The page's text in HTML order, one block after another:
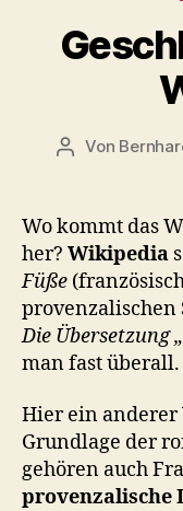
Beitragsautor
Von
Wo kommt das
her? Wikipedia
Füße
provenzalischen
Die Übersetzung „
man fast
Hier ein anderer
Grundlage der
gehören auch
provenzalische